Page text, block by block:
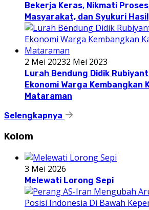
Bekerja Keras, Nikmati
Masyarakat, dan Syukuri Hasil
2 Mei 20232 Mei 2023
Lurah Bendung Didik
Ekonomi Warga Kembangkan
Mataraman
Selengkapnya
Kolom
3 Mei 2026
Melewati Lorong Sepi